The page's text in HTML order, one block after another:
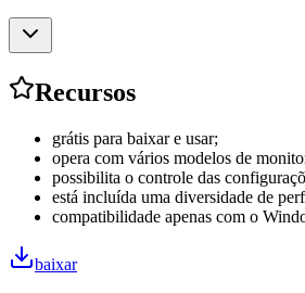
Recursos
grátis para baixar e usar;
opera com vários modelos de
possibilita o controle das
está incluída uma diversidade de
compatibilidade apenas com o
baixar